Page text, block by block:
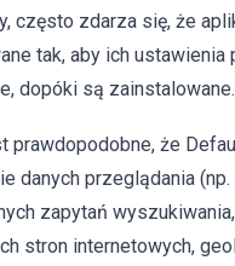
często zdarza się, że
tak, aby ich ustawienia
dopóki są zainstalowane.
prawdopodobne, że
danych przeglądania (np.
zapytań
stron internetowych,